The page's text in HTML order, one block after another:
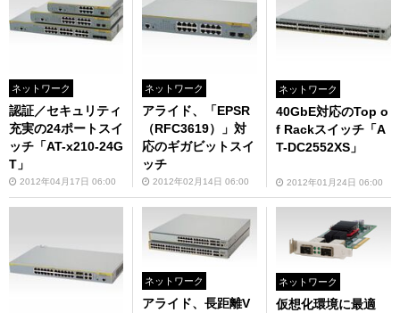
ネットワーク
認証／セキュリティ
充実の24ポートスイ
ッチ「AT-x210-24G
T」
2012年04月17日 06:00
ネットワーク
アライド、「EPSR
（RFC3619）」対
応のギガビットスイ
ッチ
2012年02月14日 06:00
ネットワーク
40GbE対応のTop o
f Rackスイッチ「A
T-DC2552XS」
2012年01月24日 06:00
ネットワーク
アライド、長距離V
ネットワーク
仮想化環境に最適